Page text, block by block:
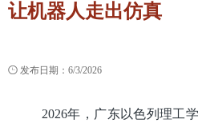
让机器人走出仿真
 发布日期：6/3/2026
2026年，广东以色列理工